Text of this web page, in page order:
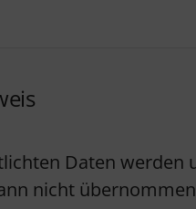
Daten werden
nicht